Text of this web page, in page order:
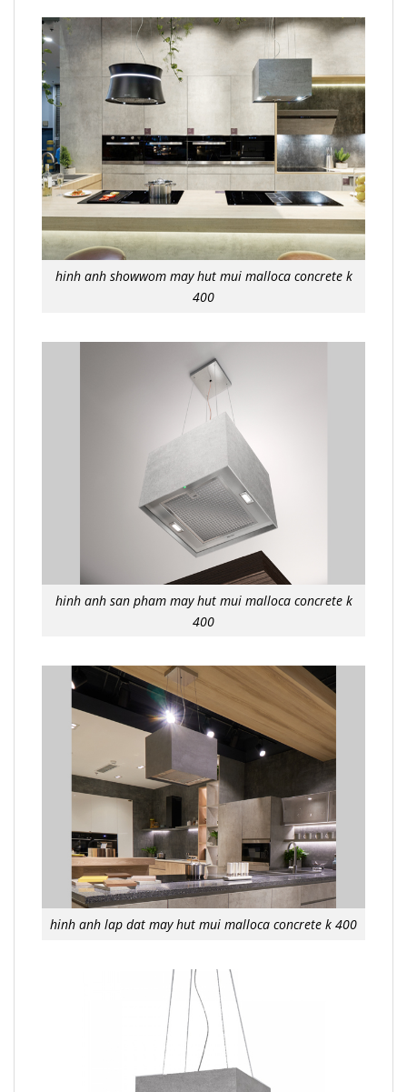
hinh anh showwom may hut mui malloca concrete k
400
hinh anh san pham may hut mui malloca concrete k
400
hinh anh lap dat may hut mui malloca concrete k 400